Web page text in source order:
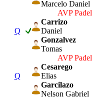
Marcelo Daniel
Q
AVP Padel
Carrizo
Daniel
Gonzalvez
Tomas
Q
AVP Padel
Cesarego
Elias
Garcilazo
Nelson Gabriel